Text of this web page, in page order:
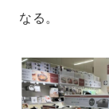
なる。